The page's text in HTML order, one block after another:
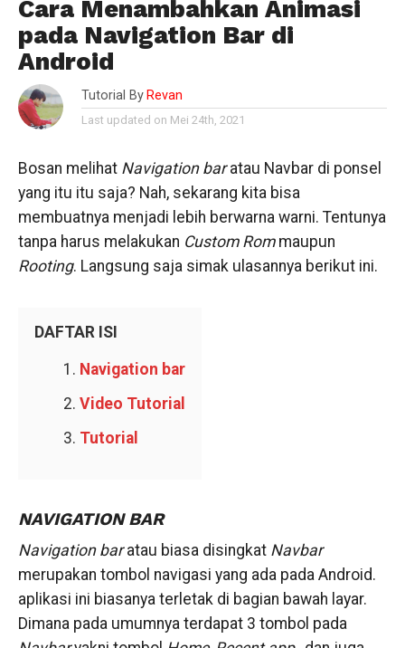
Cara Menambahkan Animasi
pada Navigation Bar di
Android
Tutorial By Revan
Last updated on Mei 24th, 2021
Bosan melihat Navigation baratau Navbar di ponsel
yang itu itu saja? Nah, sekarang kita bisa
membuatnya menjadi lebih berwarna warni. Tentunya
tanpa harus melakukan Custom Rommaupun
Rooting. Langsung saja simak ulasannya berikut ini.
DAFTAR ISI
Navigation bar
Video Tutorial
Tutorial
NAVIGATION BAR
Navigation baratau biasa disingkat Navbar
merupakan tombol navigasi yang ada pada Android.
aplikasi ini biasanya terletak di bagian bawah layar.
Dimana pada umumnya terdapat 3 tombol pada